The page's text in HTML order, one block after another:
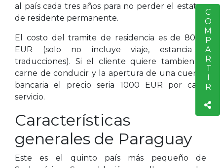
al país cada tres años para no perder el estatus
de residente permanente.
El costo del tramite de residencia es de 8000
EUR (solo no incluye viaje, estancia y
traducciones). Si el cliente quiere tambien el
carne de conducir y la apertura de una cuenta
bancaria el precio seria 1000 EUR por cada
servicio.
Características
generales de Paraguay
Este es el quinto país más pequeño de
COMPARTIR